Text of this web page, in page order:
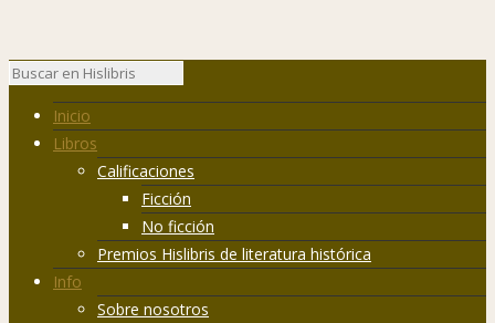
Inicio
Libros
Calificaciones
Ficción
No ficción
Premios Hislibris de literatura histórica
Info
Sobre nosotros